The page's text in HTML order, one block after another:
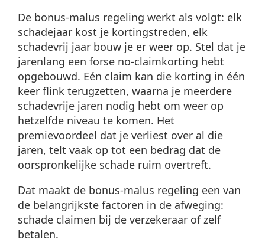
De bonus-malus regeling werkt als volgt: elk
schadejaar kost je kortingstreden, elk
schadevrij jaar bouw je er weer op. Stel dat je
jarenlang een forse no-claimkorting hebt
opgebouwd. Eén claim kan die korting in één
keer flink terugzetten, waarna je meerdere
schadevrije jaren nodig hebt om weer op
hetzelfde niveau te komen. Het
premievoordeel dat je verliest over al die
jaren, telt vaak op tot een bedrag dat de
oorspronkelijke schade ruim overtreft.
Dat maakt de bonus-malus regeling een van
de belangrijkste factoren in de afweging:
schade claimen bij de verzekeraar of zelf
betalen.